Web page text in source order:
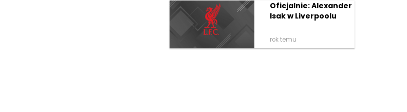
Oficjalnie: Alexander
Isak w Liverpoolu
rok temu